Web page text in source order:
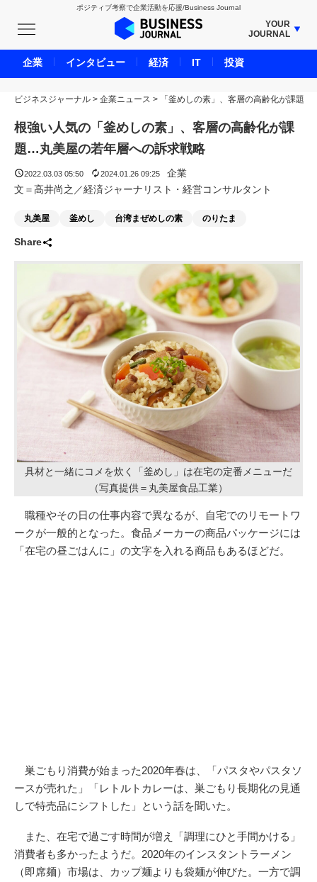
ポジティブ考察で企業活動を応援/Business Journal
YOUR
JOURNAL
BUSINESS JOURNAL
UNICORN JOURNAL
CARBON CREDITS JOURNAL
IVS JOURNAL
ENERGY MANAGEMENT JOURNAL
LIFE ENDING JOURNAL
BPaaS JOURNAL
ADOPTABLE DOG JOURNAL
ビジネスジャーナル > 企業ニュース > 「釜めしの素」、客層の高齢化が課題
根強い人気の「釜めしの素」、客層の高齢化が課
題…丸美屋の若年層への訴求戦略
2022.03.03 05:50 2024.01.26 09:25
企業
文＝高井尚之／経済ジャーナリスト・経営コンサルタント
丸美屋 釜めし 台湾まぜめしの素 のりたま
Share
具材と一緒にコメを炊く「釜めし」は在宅の定番メニューだ
（写真提供＝丸美屋食品工業）
職種やその日の仕事内容で異なるが、自宅でのリモートワ
ークが一般的となった。食品メーカーの商品パッケージには
「在宅の昼ごはんに」の文字を入れる商品もあるほどだ。
巣ごもり消費が始まった2020年春は、「パスタやパスタソ
ースが売れた」「レトルトカレーは、巣ごもり長期化の見通
しで特売品にシフトした」という話を聞いた。
また、在宅で過ごす時間が増え「調理にひと手間かける」
消費者も多かったようだ。2020年のインスタントラーメン
（即席麺）市場は、カップ麺よりも袋麺が伸びた。一方で調
企業 インタビュー 経済 IT 投資